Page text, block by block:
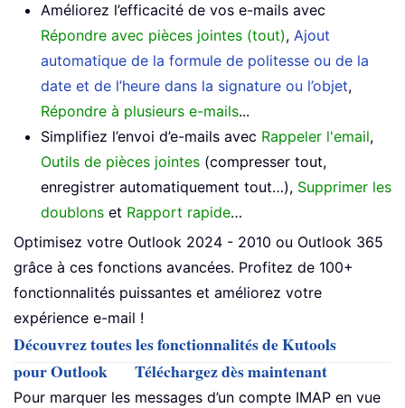
Améliorez l’efficacité de vos e-mails avec
Répondre avec pièces jointes (tout), Ajout
automatique de la formule de politesse ou de la
date et de l’heure dans la signature ou l’objet,
Répondre à plusieurs e-mails...
Simplifiez l’envoi d’e-mails avec Rappeler l'email,
Outils de pièces jointes (compresser tout,
enregistrer automatiquement tout…), Supprimer les
doublons et Rapport rapide…
Optimisez votre Outlook 2024 - 2010 ou Outlook 365
grâce à ces fonctions avancées. Profitez de 100+
fonctionnalités puissantes et améliorez votre
expérience e-mail !
Découvrez toutes les fonctionnalités de Kutools
pour Outlook
Téléchargez dès maintenant
Pour marquer les messages d’un compte IMAP en vue